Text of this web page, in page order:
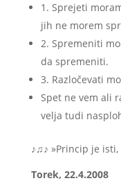
1. Sprejeti
jih ne morem
2. Spremeniti
da spremeniti.
3. Razločevati
Spet ne vem ali
velja tudi
♪♫♪ »Princip je
Torek, 22.4.2008